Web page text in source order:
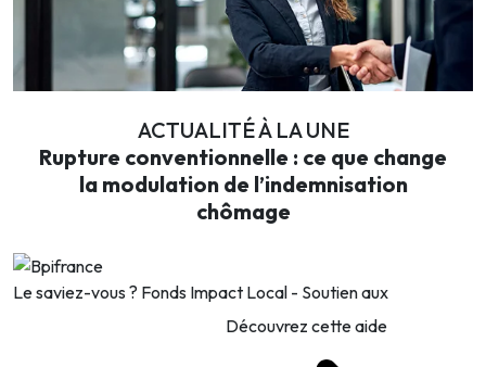
ACTUALITÉ À LA UNE
Rupture conventionnelle : ce que change
la modulation de l’indemnisation
chômage
Le saviez-vous ? Fonds Impact Local - Soutien aux
Découvrez cette aide